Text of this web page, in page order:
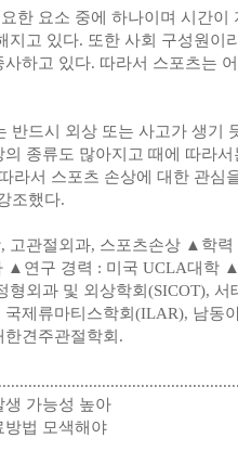
한 요소 중에 하나이며 시간
지고 있다. 또한 사회 구성원이
하고 있다. 따라서 스포츠는
반드시 외상 또는 사고가 생기
종류도 많아지고 때에 따라
라서 스포츠 손상에 대한 관심
조했다.
고관절외과, 스포츠손상 ▲학
▲연구 경력 : 미국 UCLA대학
형외과 및 외상학회(SICOT),
제류마티스학회(ILAR), 남동
견주관절학회.
생 가능성 높아
방법 모색해야